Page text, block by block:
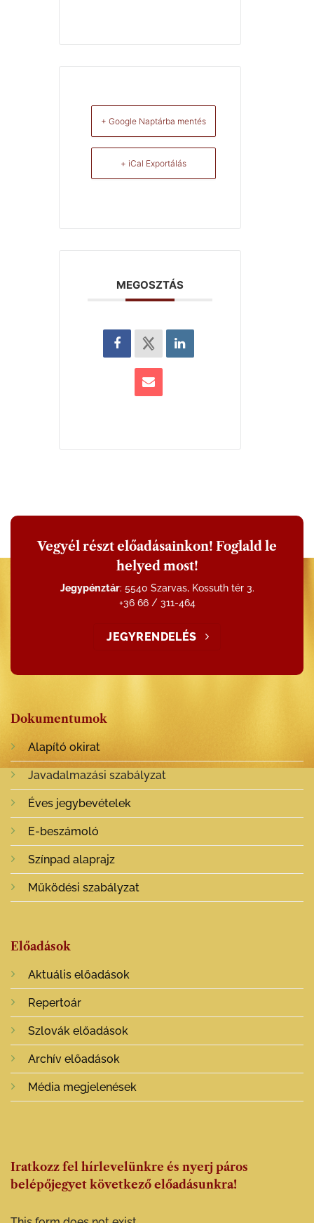
+ Google Naptárba mentés
+ iCal Exportálás
MEGOSZTÁS
Vegyél részt előadásainkon! Foglald le
helyed most!
Jegypénztár: 5540 Szarvas, Kossuth tér 3.
+36 66 / 311-464
JEGYRENDELÉS
Dokumentumok
Alapító okirat
Javadalmazási szabályzat
Éves jegybevételek
E-beszámoló
Színpad alaprajz
Működési szabályzat
Előadások
Aktuális előadások
Repertoár
Szlovák előadások
Archív előadások
Média megjelenések
Iratkozz fel hírlevelünkre és nyerj páros
belépőjegyet következő előadásunkra!